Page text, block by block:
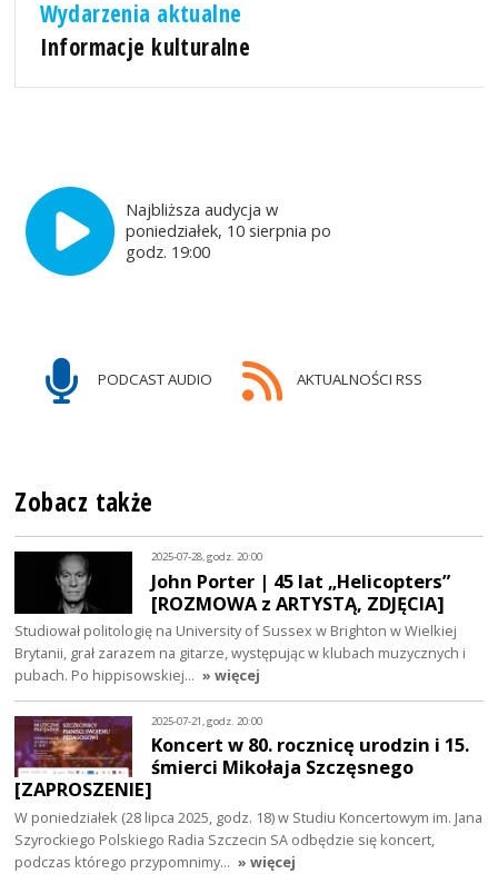
Wydarzenia aktualne
Informacje kulturalne
Najbliższa audycja w
poniedziałek, 10 sierpnia po
godz. 19:00
PODCAST AUDIO AKTUALNOŚCI RSS
Zobacz także
2025-07-28, godz. 20:00
John Porter | 45 lat „Helicopters”
[ROZMOWA z ARTYSTĄ, ZDJĘCIA]
Studiował politologię na University of Sussex w Brighton w Wielkiej
Brytanii, grał zarazem na gitarze, występując w klubach muzycznych i
pubach. Po hippisowskiej… » więcej
2025-07-21, godz. 20:00
Koncert w 80. rocznicę urodzin i 15.
śmierci Mikołaja Szczęsnego
[ZAPROSZENIE]
W poniedziałek (28 lipca 2025, godz. 18) w Studiu Koncertowym im. Jana
Szyrockiego Polskiego Radia Szczecin SA odbędzie się koncert,
podczas którego przypomnimy… » więcej